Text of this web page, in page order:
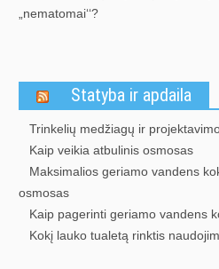
„nematomai‘‘?
Statyba ir apdaila
Trinkelių medžiagų ir
Kaip veikia atbulinis osmosas
Maksimalios geriamo vandens
osmosas
Kaip pagerinti geriamo vandens
Kokį lauko tualetą rinktis